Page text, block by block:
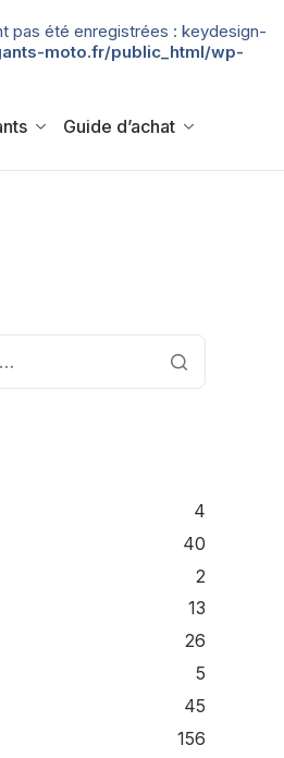
pas été enregistrées : keydesign-
moto.fr/public_html/wp-
Guide d’achat
4
40
2
13
26
5
45
156